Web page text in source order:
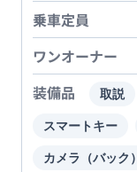
乗車定員
ワンオーナー
装備品 取説
スマートキー
カメラ（バック）